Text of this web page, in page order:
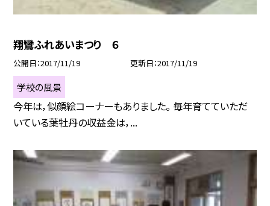
翔鸞ふれあいまつり ６
公開日 2017/11/19 更新日 2017/11/19
学校の風景
今年は，似顔絵コーナーもありました。 毎年育てていただ
いている葉牡丹の収益金は，...